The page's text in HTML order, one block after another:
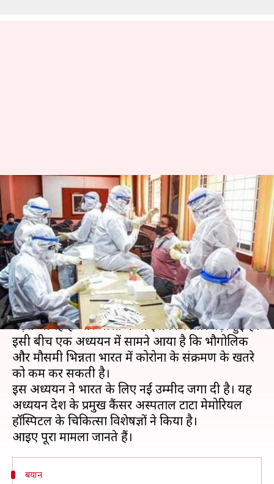
भारत में कोरोना वायरस के खतरे को
कम कर सकती है भौगोलिक और
मौसमी भिन्नता- स्टडी
लेखन भारत शर्मा Aug 04, 2020 05:13 pm
क्या है खबर?
दुनियाभर में कोरोना वायरस से संक्रमण के मामले तेजी से
बढ़ते जा रहे हैं और भारत में भी इसकी रफ्तार बढ़ी हुई है।
इसी बीच एक अध्ययन में सामने आया है कि भौगोलिक
और मौसमी भिन्नता भारत में कोरोना के संक्रमण के खतरे
को कम कर सकती है।
इस अध्ययन ने भारत के लिए नई उम्मीद जगा दी है। यह
अध्ययन देश के प्रमुख कैंसर अस्पताल टाटा मेमोरियल
हॉस्पिटल के चिकित्सा विशेषज्ञों ने किया है।
बयान